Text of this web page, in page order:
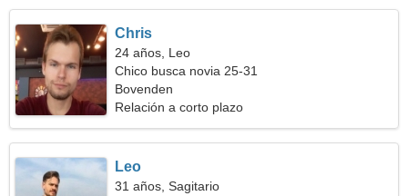
Chris
24 años, Leo
Chico busca novia 25-31
Bovenden
Relación a corto plazo
Leo
31 años, Sagitario